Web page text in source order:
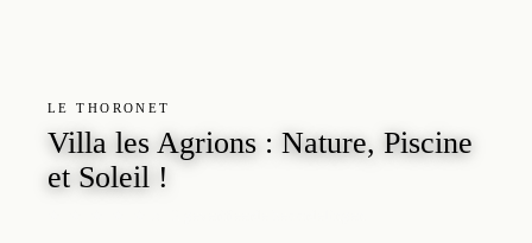
LE THORONET
Villa les Agrions : Nature, Piscine
et Soleil !